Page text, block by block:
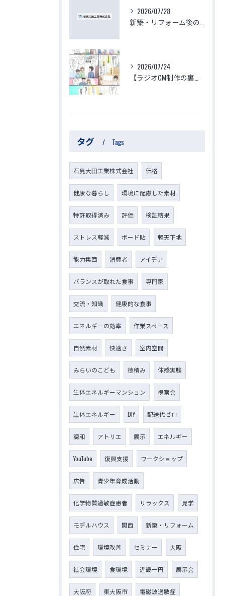
2026/07/28
2026/07/24
タグ Tags
石見大田工業株式会社 価格
健康な暮らし 環境に配慮した素材
特許取得済み 評価 検証結果
ストレス軽減 ボード貼 軽天下地
能力集団 消費者 アイデア
バランスが取れた食事 専門家
交流・知識 健康的な食事
エネルギーの効率 作業スペース
自然素材 快適さ 室内空間
みらいのこども 徳積み 体感実験
生体エネルギーマンション 視察会
生体エネルギー DIY 配送代ゼロ
調和 アトリエ 展示 エネルギー
YouTube 復興支援 ワークショップ
広告 青少年育成活動
化学物質過敏症患者 リラックス 見学
モデルハウス 関西 新築・リフォーム
住宅 環境改善 セミナー 大阪
社会環境 食環境 近畿一円 展示会
大阪府 東大阪市 電磁波過敏症